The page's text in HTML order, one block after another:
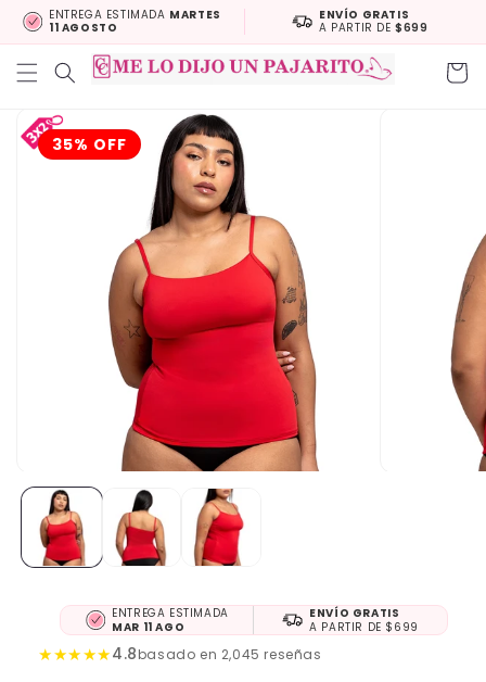
Skip to
content
ENTREGA ESTIMADA MARTES
11 AGOSTO
ENVÍO GRATIS
A PARTIR DE$699
Cart
Skip to
product
information
35% OFF
ENTREGA ESTIMADA
MAR 11 AGO
ENVÍO GRATIS
A PARTIR DE $699
★★★★★4.8basado en 2,045 reseñas